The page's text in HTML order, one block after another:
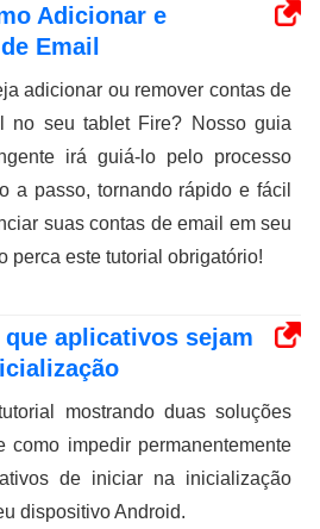
Adicionar e
Email
adicionar ou remover contas de
no seu tablet Fire? Nosso guia
irá guiá-lo pelo processo
a passo, tornando rápido e fácil
suas contas de email em seu
perca este tutorial obrigatório!
aplicativos sejam
mostrando duas soluções
como impedir permanentemente
de iniciar na inicialização
dispositivo Android.